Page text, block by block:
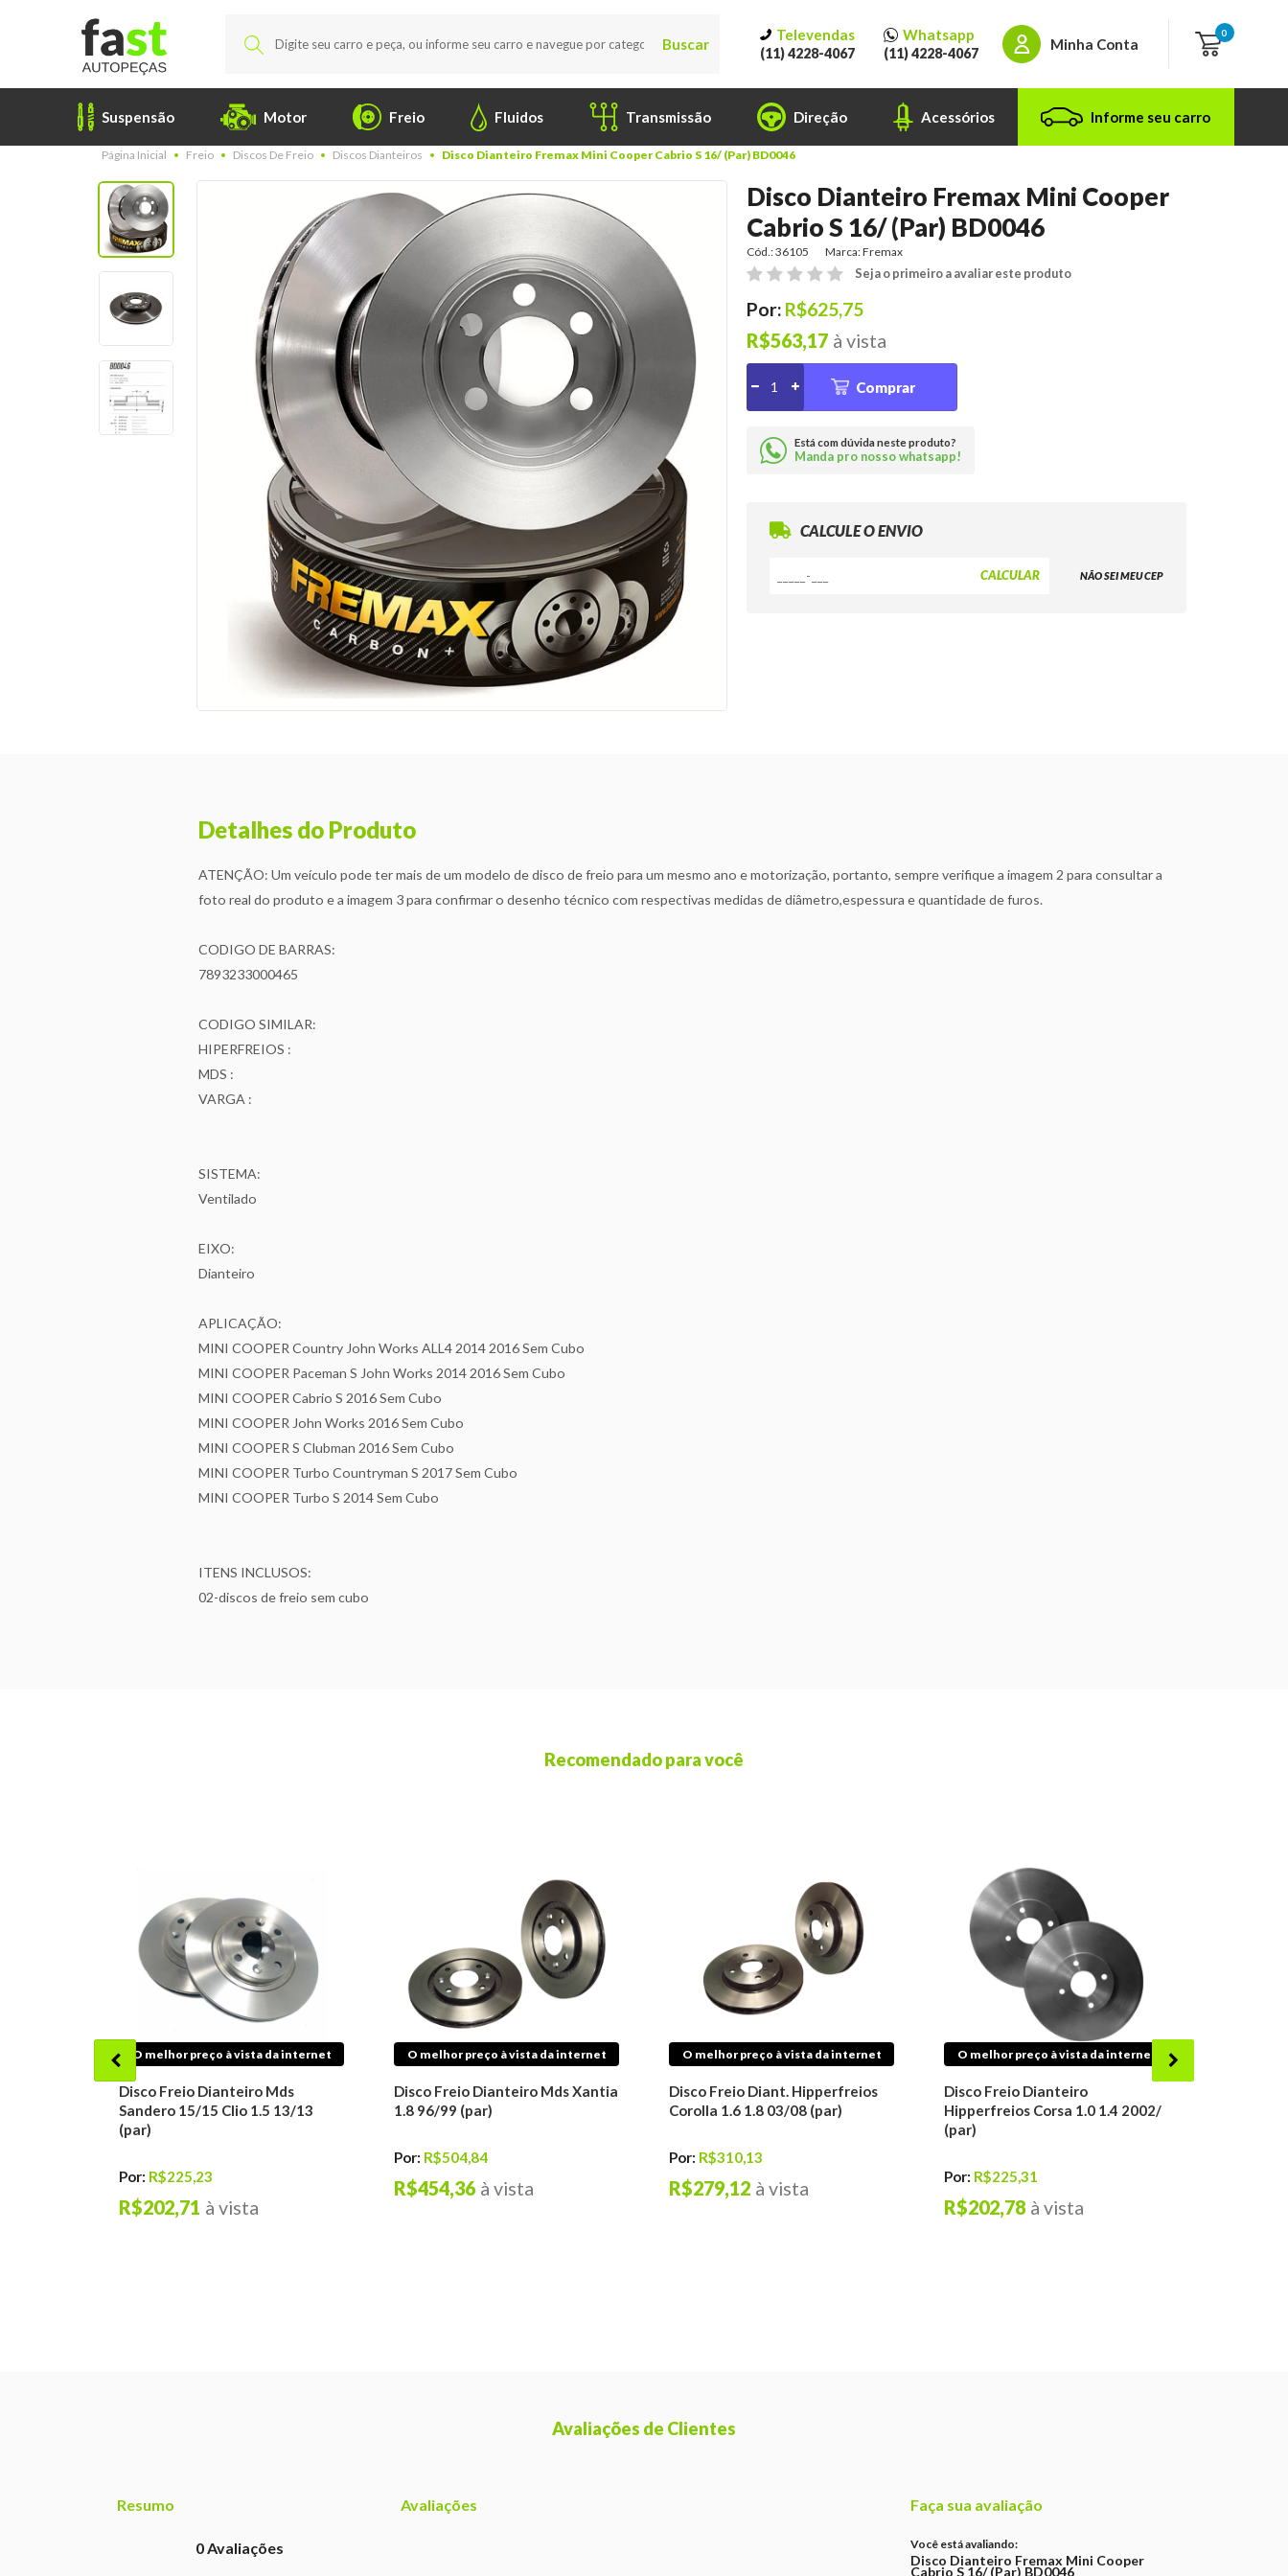
Buscar
Televendas
(11) 4228-4067
Whatsapp
(11) 4228-4067
Minha Conta
0
Suspensão Motor Freio Fluidos Transmissão Direção Acessórios Informe seu carro
Página Inicial Freio Discos De Freio Discos Dianteiros Disco Dianteiro Fremax Mini Cooper Cabrio S 16/ (Par) BD0046
Disco Dianteiro Fremax Mini Cooper
Cabrio S 16/ (Par) BD0046
Cód.: 36105 Marca:Fremax
Seja o primeiro a avaliar este produto
Por: R$625,75
à vista
R$563,17
Comprar
Está com dúvida neste produto?
Manda pro nosso whatsapp!
NÃO SEI MEU CEP
Detalhes do Produto
ATENÇÃO: Um veículo pode ter mais de um modelo de disco de freio para um mesmo ano e motorização, portanto, sempre verifique a imagem 2 para consultar a
foto real do produto e a imagem 3 para confirmar o desenho técnico com respectivas medidas de diâmetro,espessura e quantidade de furos.
CODIGO DE BARRAS:
7893233000465
CODIGO SIMILAR:
HIPERFREIOS :
MDS :
VARGA :
SISTEMA:
Ventilado
EIXO:
Dianteiro
APLICAÇÃO:
MINI COOPER Country John Works ALL4 2014 2016 Sem Cubo
MINI COOPER Paceman S John Works 2014 2016 Sem Cubo
MINI COOPER Cabrio S 2016 Sem Cubo
MINI COOPER John Works 2016 Sem Cubo
MINI COOPER S Clubman 2016 Sem Cubo
MINI COOPER Turbo Countryman S 2017 Sem Cubo
MINI COOPER Turbo S 2014 Sem Cubo
ITENS INCLUSOS:
02-discos de freio sem cubo
Recomendado para você
O melhor preço à vista da internet
Disco Freio Dianteiro Mds
Sandero 15/15 Clio 1.5 13/13
(par)
Por: R$225,23
à vista
R$202,71
O melhor preço à vista da internet
Disco Freio Dianteiro Mds Xantia
1.8 96/99 (par)
Por: R$504,84
à vista
R$454,36
O melhor preço à vista da internet
Disco Freio Diant. Hipperfreios
Corolla 1.6 1.8 03/08 (par)
Por: R$310,13
à vista
R$279,12
O melhor preço à vista da internet
Disco Freio Dianteiro
Hipperfreios Corsa 1.0 1.4 2002/
(par)
Por: R$225,31
à vista
R$202,78
Avaliações de Clientes
Resumo
0Avaliações
Avaliações Faça sua avaliação
Você está avaliando:
Disco Dianteiro Fremax Mini Cooper
Cabrio S 16/ (Par) BD0046